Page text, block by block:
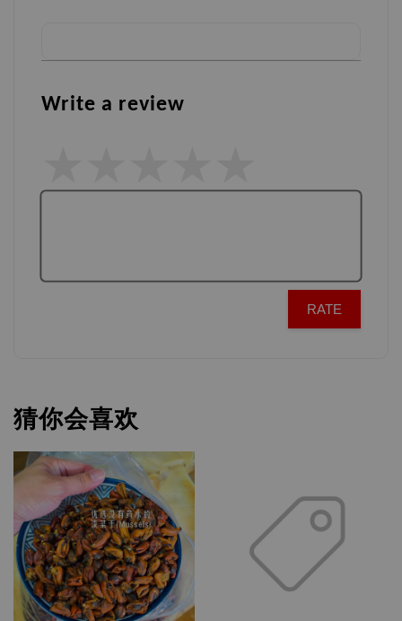
Write a review
RATE
猜你会喜欢